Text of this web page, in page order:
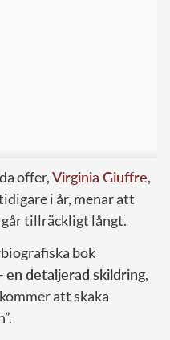
offer,Virginia Giuffre,
i år, menar att
går tillräckligt långt.
bok
en detaljerad skildring,
att skaka